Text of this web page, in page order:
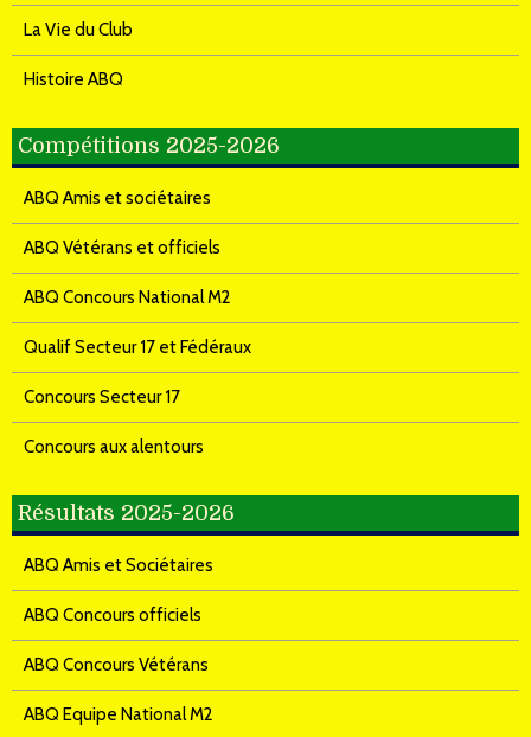
La Vie du Club
Histoire ABQ
Compétitions 2025-2026
ABQ Amis et sociétaires
ABQ Vétérans et officiels
ABQ Concours National M2
Qualif Secteur 17 et Fédéraux
Concours Secteur 17
Concours aux alentours
Résultats 2025-2026
ABQ Amis et Sociétaires
ABQ Concours officiels
ABQ Concours Vétérans
ABQ Equipe National M2